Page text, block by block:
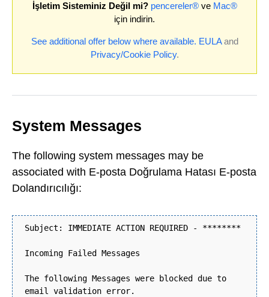
İşletim Sisteminiz Değil mi? pencereler®ve Mac®
için indirin.
See additional offer below where available. EULAand
Privacy/Cookie Policy.
System Messages
The following system messages may be
associated with E-posta Doğrulama Hatası E-posta
Dolandırıcılığı:
Subject: IMMEDIATE ACTION REQUIRED - ********
Incoming Failed Messages
The following Messages were blocked due to
email validation error.